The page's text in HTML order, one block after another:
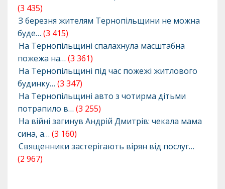
(3 435)
З березня жителям Тернопільщини не можна
буде… (3 415)
На Тернопільщині спалахнула масштабна
пожежа на… (3 361)
На Тернопільщині під час пожежі житлового
будинку… (3 347)
На Тернопільщині авто з чотирма дітьми
потрапило в… (3 255)
На війні загинув Андрій Дмитрів: чекала мама
сина, а… (3 160)
Священники застерігають вірян від послуг…
(2 967)